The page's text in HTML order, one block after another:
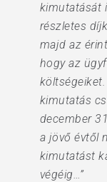
kimutatását
részletes
majd az
hogy az
kimutatás
december
a jövő évtől
kimutatást
végéig…”